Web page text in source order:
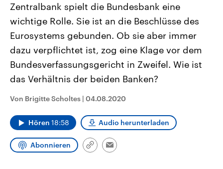
Landtagswahl Sachsen-Anhalt
2026
Alle Informationen
Sachsen-Anhalt wählt am 6.
September 2026 einen neuen
Landtag. Seit 2021 wird das
Bundesland von einer Koalition aus
CDU, SPD und FDP regiert.-
Umfragen, Prognosen,
und Hintergründe zu den Parteien
und Kandidaten der anstehenden
USA
Aktuelle Beiträge,
Hintergründe
Wirtschaftlich und
gehören die Vereinigten
den mächtigsten Ländern
mit großem Einfluss auf
Sendungen Programm
Audio-Archiv
Zentralbank spielt die Bundesbank eine
wichtige Rolle. Sie ist an die Beschlüsse des
Eurosystems gebunden. Ob sie aber immer
dazu verpflichtet ist, zog eine Klage vor dem
Bundesverfassungsgericht in Zweifel. Wie ist
das Verhältnis der beiden Banken?
Von Brigitte Scholtes | 04.08.2020
Hören 18:58 Audio herunterladen
Abonnieren
Link
Email